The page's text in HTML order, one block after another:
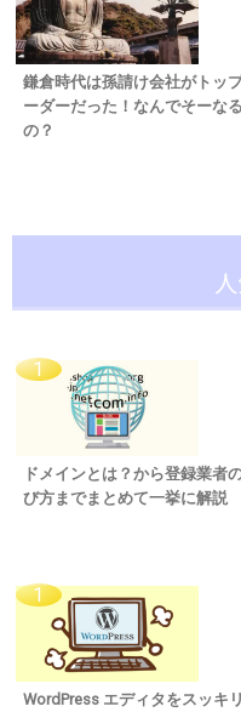
鎌倉時代は孫請け会社がトッ
ーダーだった！なんでそーなる
の？
ドメインとは？から登録業者
び方までまとめて一挙に解説
WordPress エディタをスッキ